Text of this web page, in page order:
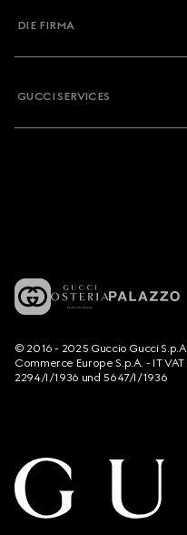
DIE FIRMA
GUCCI SERVICES
© 2016 - 2025 Guccio Gucci
Commerce Europe S.p.A. - IT
2294/I/1936 und 5647/I/1936